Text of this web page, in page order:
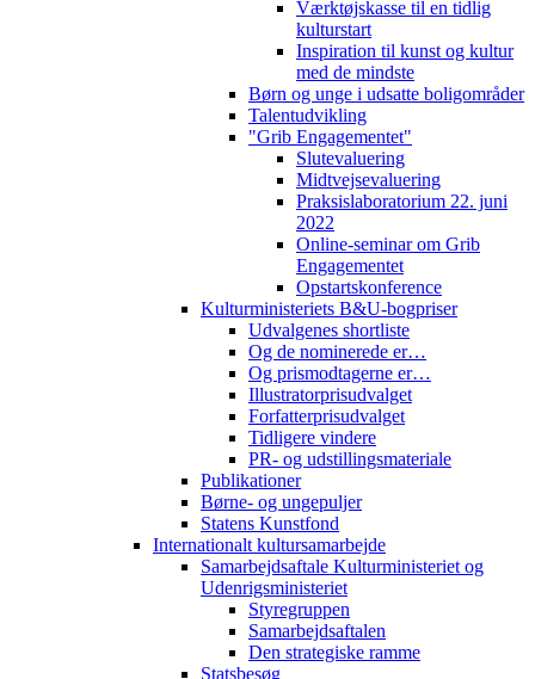
Værktøjskasse til en tidlig
kulturstart
Inspiration til kunst og kultur
med de mindste
Børn og unge i udsatte boligområder
Talentudvikling
"Grib Engagementet"
Slutevaluering
Midtvejsevaluering
Praksislaboratorium 22. juni
2022
Online-seminar om Grib
Engagementet
Opstartskonference
Kulturministeriets B&U-bogpriser
Udvalgenes shortliste
Og de nominerede er…
Og prismodtagerne er…
Illustratorprisudvalget
Forfatterprisudvalget
Tidligere vindere
PR- og udstillingsmateriale
Publikationer
Børne- og ungepuljer
Statens Kunstfond
Internationalt kultursamarbejde
Samarbejdsaftale Kulturministeriet og
Udenrigsministeriet
Styregruppen
Samarbejdsaftalen
Den strategiske ramme
Statsbesøg